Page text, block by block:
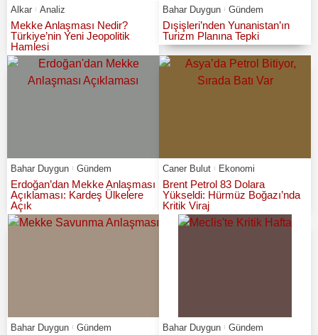
Alkar Analiz
Mekke Anlaşması Nedir?
Türkiye’nin Yeni Jeopolitik
Hamlesi
Bahar Duygun Gündem
Dışişleri’nden Yunanistan’ın
Turizm Planına Tepki
Bahar Duygun Gündem
Erdoğan’dan Mekke Anlaşması
Açıklaması: Kardeş Ülkelere
Açık
Caner Bulut Ekonomi
Brent Petrol 83 Dolara
Yükseldi: Hürmüz Boğazı’nda
Kritik Viraj
Bahar Duygun Gündem Bahar Duygun Gündem